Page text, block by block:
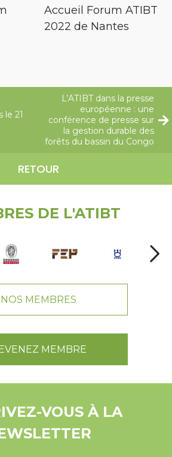
Accueil Forum ATIBT
2022 de Nantes
le 21
RETOUR
L’ATIBT dans la presse
européenne : une
conférence de presse sur
la gestion durable des
forêts du bassin du Congo
DE L'ATIBT
NOS MEMBRES
MEMBRE
VOUS À LA